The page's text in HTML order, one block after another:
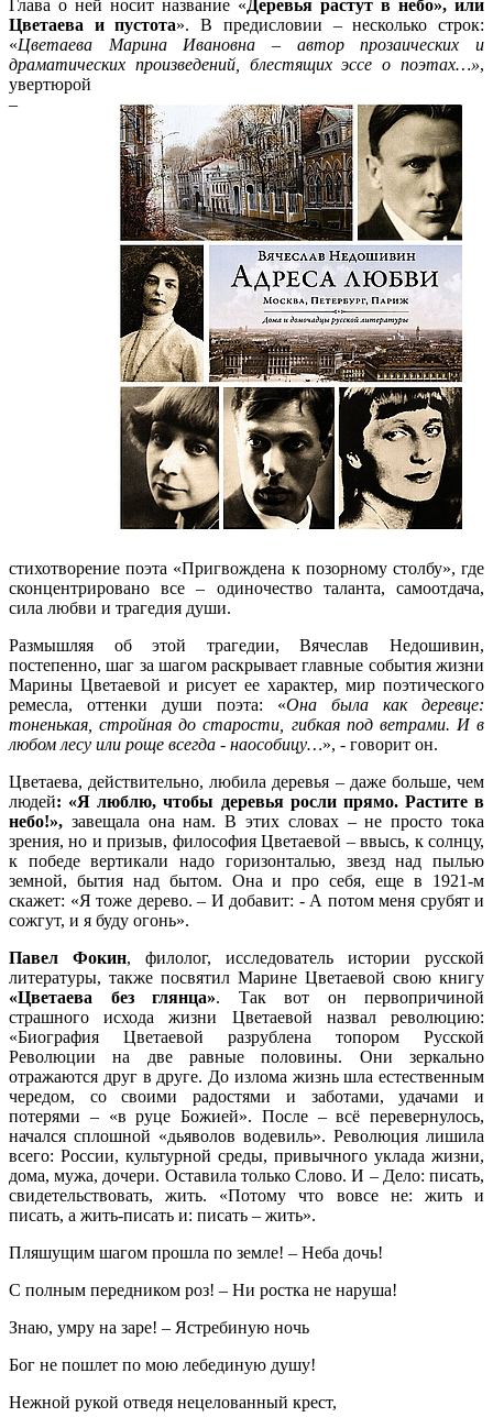
Глава о ней носит название «Деревья растут в небо», или
Цветаева и пустота». В предисловии – несколько строк:
«Цветаева Марина Ивановна – автор прозаических и
драматических произведений, блестящих эссе о поэтах…»,
увертюрой
–
стихотворение поэта «Пригвождена к позорному столбу», где
сконцентрировано все – одиночество таланта, самоотдача,
сила любви и трагедия души.
Размышляя об этой трагедии, Вячеслав Недошивин,
постепенно, шаг за шагом раскрывает главные события жизни
Марины Цветаевой и рисует ее характер, мир поэтического
ремесла, оттенки души поэта: «Она была как деревце:
тоненькая, стройная до старости, гибкая под ветрами. И в
любом лесу или роще всегда - наособицу…», - говорит он.
Цветаева, действительно, любила деревья – даже больше, чем
людей: «Я люблю, чтобы деревья росли прямо. Растите в
небо!», завещала она нам. В этих словах – не просто тока
зрения, но и призыв, философия Цветаевой – ввысь, к солнцу,
к победе вертикали надо горизонталью, звезд над пылью
земной, бытия над бытом. Она и про себя, еще в 1921-м
скажет: «Я тоже дерево. – И добавит: - А потом меня срубят и
сожгут, и я буду огонь».
Павел Фокин, филолог, исследователь истории русской
литературы, также посвятил Марине Цветаевой свою книгу
«Цветаева без глянца». Так вот он первопричиной
страшного исхода жизни Цветаевой назвал революцию:
«Биография Цветаевой разрублена топором Русской
Революции на две равные половины. Они зеркально
отражаются друг в друге. До излома жизнь шла естественным
чередом, со своими радостями и заботами, удачами и
потерями – «в руце Божией». После – всё перевернулось,
начался сплошной «дьяволов водевиль». Революция лишила
всего: России, культурной среды, привычного уклада жизни,
дома, мужа, дочери. Оставила только Слово. И – Дело: писать,
свидетельствовать, жить. «Потому что вовсе не: жить и
писать, а жить-писать и: писать – жить».
Пляшущим шагом прошла по земле! – Неба дочь!
С полным передником роз! – Ни ростка не наруша!
Знаю, умру на заре! – Ястребиную ночь
Бог не пошлет по мою лебединую душу!
Нежной рукой отведя нецелованный крест,